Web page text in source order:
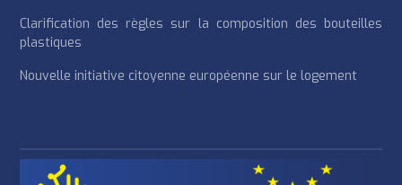
Clarification des règles sur la composition des bouteilles
plastiques
Nouvelle initiative citoyenne européenne sur le logement